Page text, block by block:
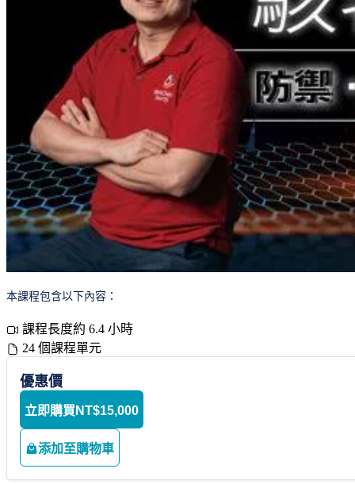
本課程包含以下內容：
課程長度約 6.4 小時
24 個課程單元
優惠價
立即購買 NT$15,000
添加至購物車